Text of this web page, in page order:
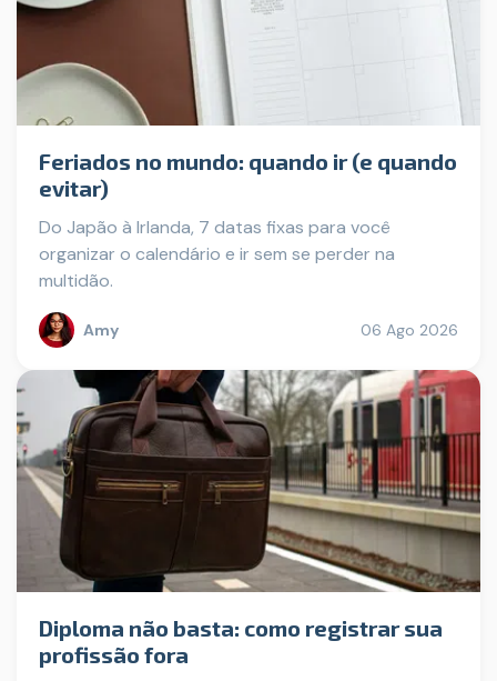
Feriados no mundo: quando ir (e quando
evitar)
Do Japão à Irlanda, 7 datas fixas para você
organizar o calendário e ir sem se perder na
multidão.
Amy 06 Ago 2026
Diploma não basta: como registrar sua
profissão fora